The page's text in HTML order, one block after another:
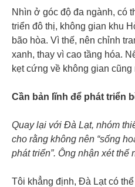
Nhìn ở góc độ đa ngành, có
triển đô thị, không gian khu
bão hòa. Vì thế, nên chỉnh
xanh, thay vì cao tầng hóa.
kẹt cứng về không gian
Cần bản lĩnh để phát triển
Quay lại với Đà Lạt, nhóm
cho rằng không nên “sống
phát triển”. Ông nhận xét thế
Tôi khẳng định, Đà Lạt có